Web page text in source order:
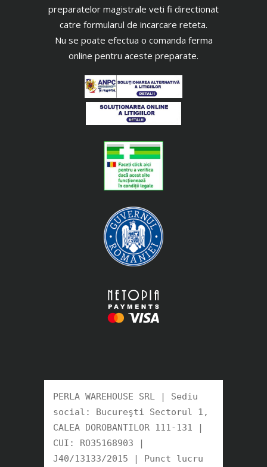
preparatelor magistrale veti fi directionat
catre formularul de incarcare reteta.
Nu se poate efectua o comanda ferma
online pentru aceste preparate.
PERLA WAREHOUSE SRL | Sediu
social: Bucureşti Sectorul 1,
CALEA DOROBANTILOR 111-131 |
CUI: RO35168903 |
J40/13133/2015 | Punct lucru